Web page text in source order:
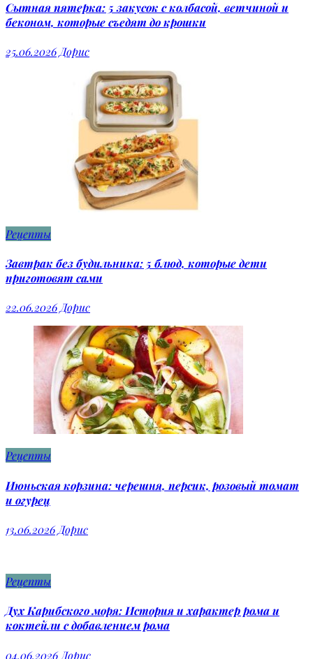
Сытная пятерка: 5 закусок с колбасой, ветчиной и
беконом, которые съедят до крошки
25.06.2026 Дорис
Рецепты
Завтрак без будильника: 5 блюд, которые дети
приготовят сами
22.06.2026Дорис
Рецепты
Июньская корзина: черешня, персик, розовый томат
и огурец
13.06.2026 Дорис
Рецепты
Дух Карибского моря: История и характер рома и
коктейли с добавлением рома
04.06.2026 Дорис